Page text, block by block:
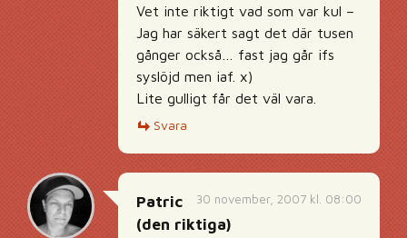
Vet inte riktigt vad som var kul –
Jag har säkert sagt det där tusen
gånger också… fast jag går ifs
syslöjd men iaf. x)
Lite gulligt får det väl vara.
Svara
30 november, 2007 kl. 08:00
Patric
(den riktiga)